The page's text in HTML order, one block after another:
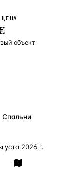
Таиланд
объект
Спальни
2026 г.